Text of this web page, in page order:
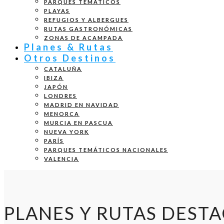
PARQUES TEMÁTICOS
PLAYAS
REFUGIOS Y ALBERGUES
RUTAS GASTRONÓMICAS
ZONAS DE ACAMPADA
Planes & Rutas
Otros Destinos
CATALUÑA
IBIZA
JAPÓN
LONDRES
MADRID EN NAVIDAD
MENORCA
MURCIA EN PASCUA
NUEVA YORK
PARÍS
PARQUES TEMÁTICOS NACIONALES
VALENCIA
PLANES Y RUTAS